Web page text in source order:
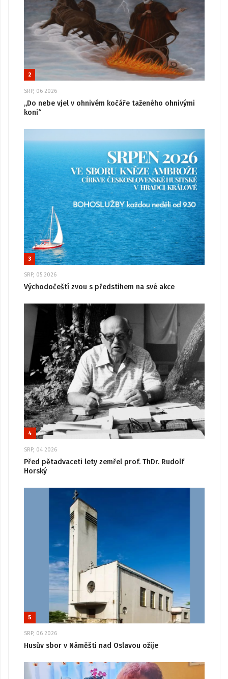
2
SRP, 06 2026
„Do nebe vjel v ohnivém kočáře taženého ohnivými
koni“
3
SRP, 05 2026
Východočeští zvou s předstihem na své akce
4
SRP, 04 2026
Před pětadvaceti lety zemřel prof. ThDr. Rudolf
Horský
5
SRP, 06 2026
Husův sbor v Náměšti nad Oslavou ožije